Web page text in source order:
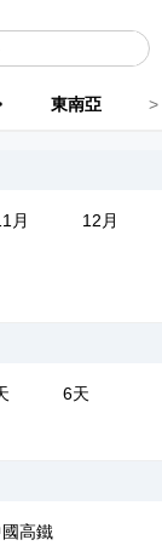
東南亞 >
月
12月
6天
高鐵